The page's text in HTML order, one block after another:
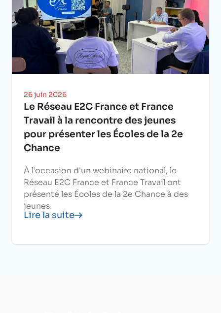
26 juin 2026
Le Réseau E2C France et France
Travail à la rencontre des jeunes
pour présenter les Écoles de la 2e
Chance
À l'occasion d'un webinaire national, le
Réseau E2C France et France Travail ont
présenté les Écoles de la 2e Chance à des
jeunes.
Lire la suite